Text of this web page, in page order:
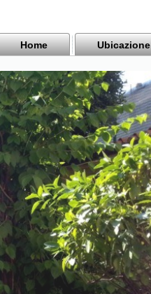
Home Ubicazione